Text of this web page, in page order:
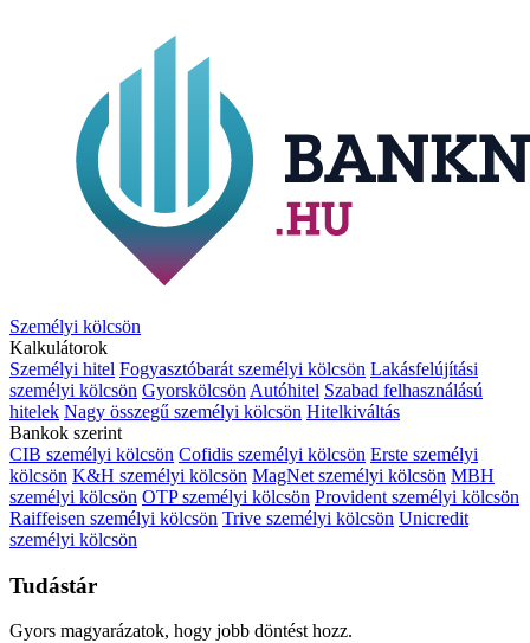
Személyi kölcsön
Kalkulátorok
Személyi hitel Fogyasztóbarát személyi kölcsön Lakásfelújítási
személyi kölcsön Gyorskölcsön Autóhitel Szabad felhasználású
hitelek Nagy összegű személyi kölcsön Hitelkiváltás
Bankok szerint
CIB személyi kölcsön Cofidis személyi kölcsön Erste személyi
kölcsön K&H személyi kölcsön MagNet személyi kölcsön MBH
személyi kölcsön OTP személyi kölcsön Provident személyi kölcsön
Raiffeisen személyi kölcsön Trive személyi kölcsön Unicredit
személyi kölcsön
Tudástár
Gyors magyarázatok, hogy jobb döntést hozz.